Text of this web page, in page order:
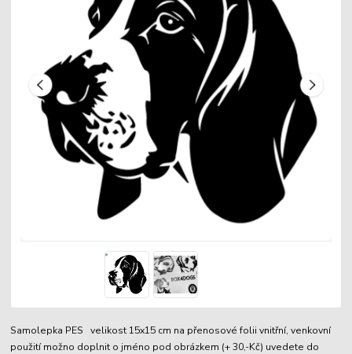
Samolepka PES velikost 15x15 cm na přenosové folii vnitřní, venkovní
použití možno doplnit o jméno pod obrázkem (+ 30,-Kč) uvedete do